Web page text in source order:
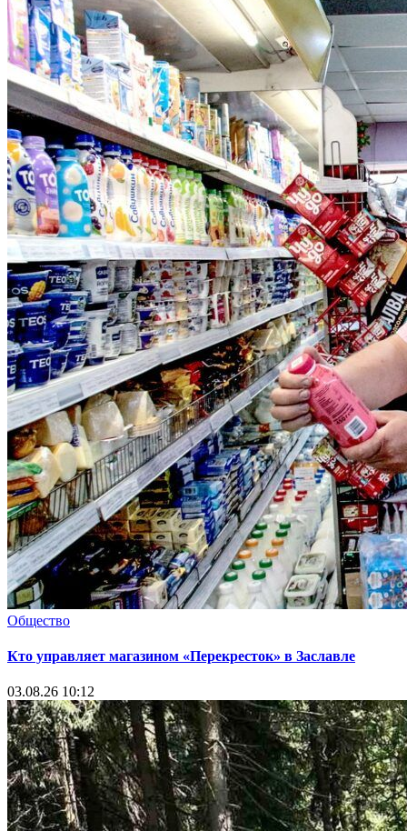
Общество
Кто управляет магазином «Перекресток» в Заславле
03.08.26 10:12